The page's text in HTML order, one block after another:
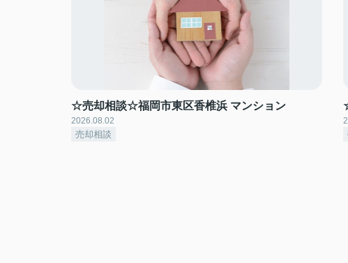
☆売却相談☆福岡市東区香椎浜 マンション
2026.08.02
売却相談